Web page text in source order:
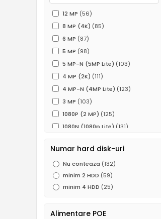
12 MP (56)
8 MP (4K) (85)
6 MP (87)
5 MP (98)
5 MP-N (5MP Lite) (103)
4 MP (2K) (111)
4 MP-N (4MP Lite) (123)
3 MP (103)
1080P (2 MP) (125)
1080N (1080p Lite) (131)
720P (1MP) (110)
960H (0.5 MP)(65)
D1(2)
Numar hard disk-uri
Nu conteaza (132)
minim 2 HDD (59)
minim 4 HDD (25)
Alimentare POE